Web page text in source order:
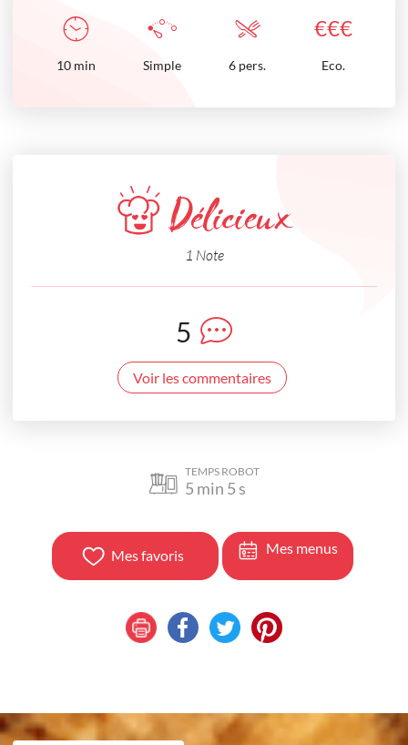
€€€
10 min Simple 6 pers. Eco.
Délicieux
1 Note
5
Voir les commentaires
TEMPS ROBOT
5 min 5 s
Mes favoris Mes menus